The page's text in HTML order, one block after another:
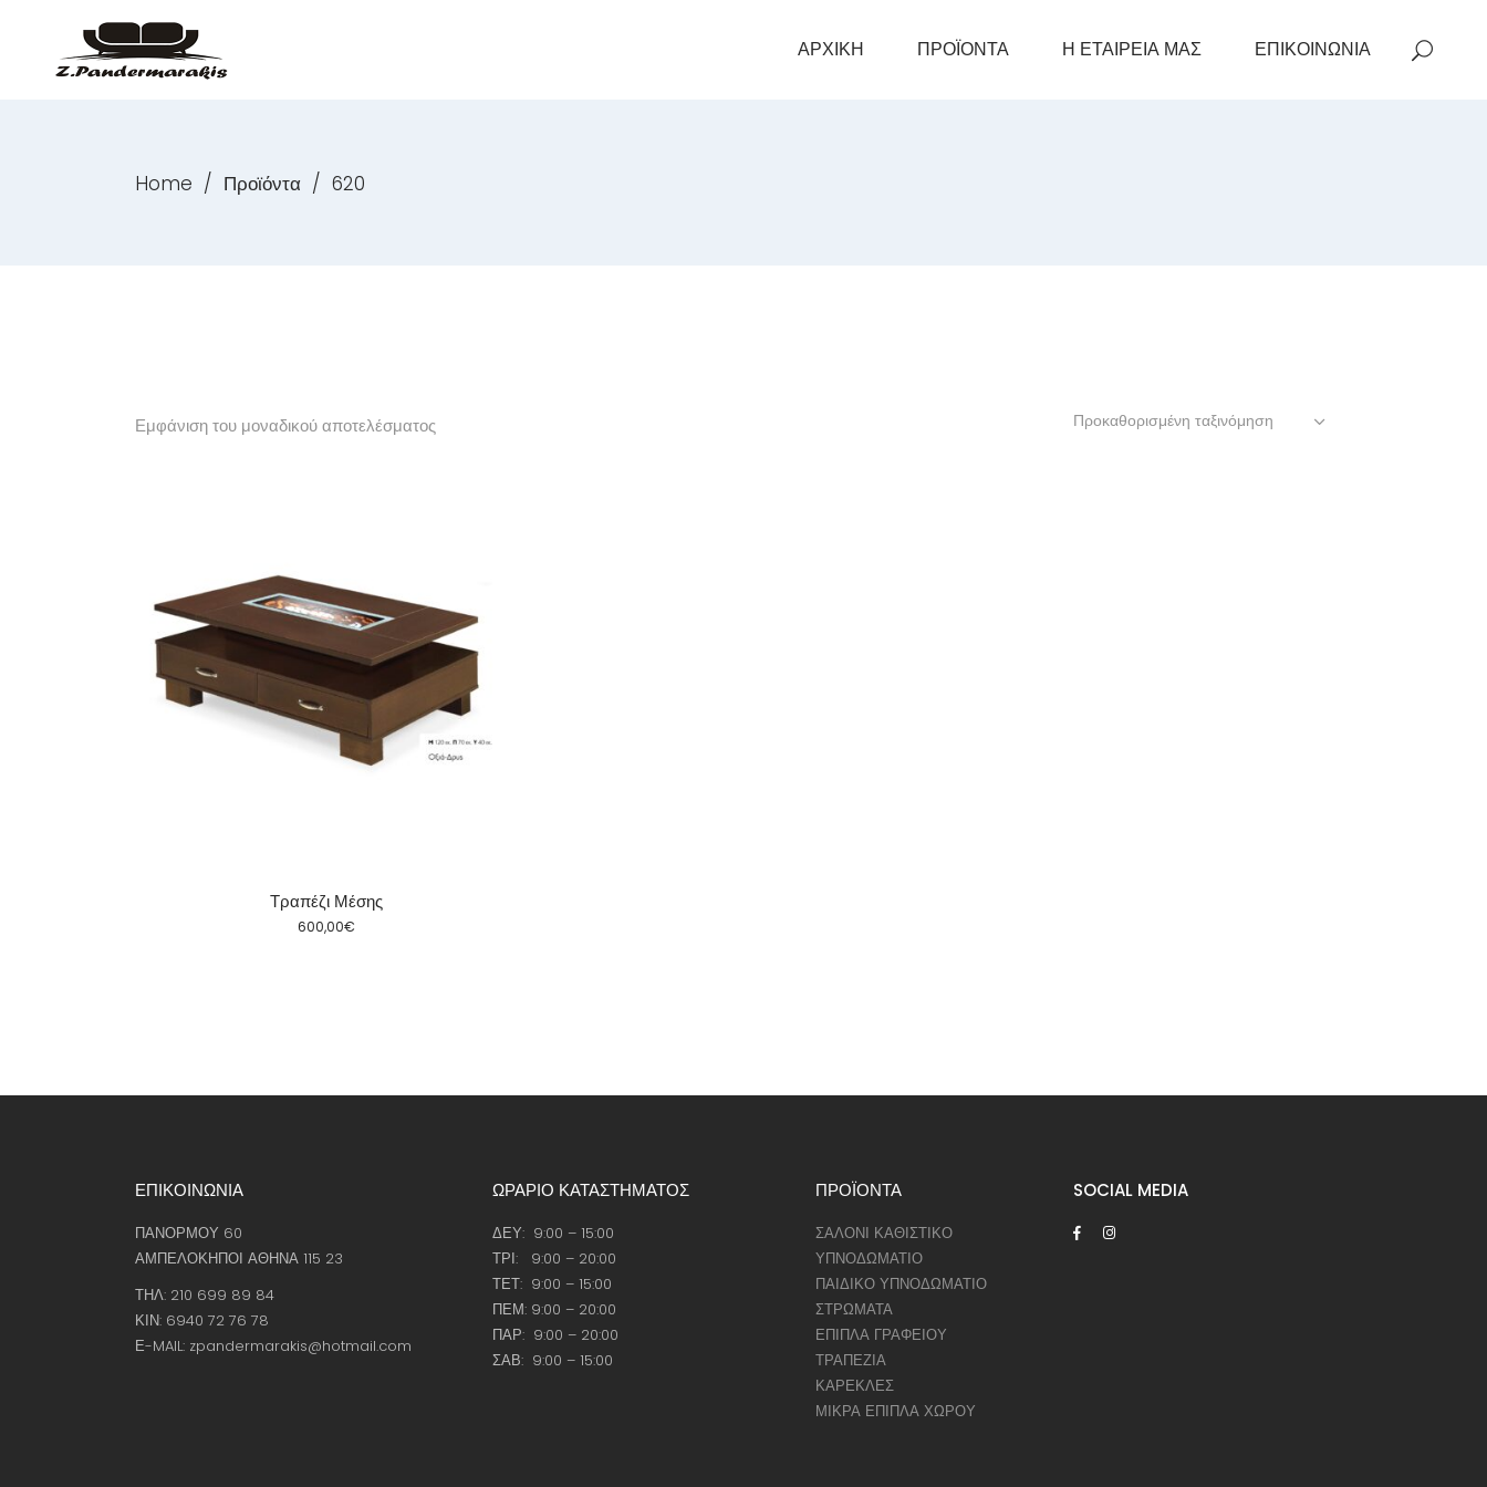
ΑΡΧΙΚΗ ΠΡΟΪΟΝΤΑ Η ΕΤΑΙΡΕΙΑ ΜΑΣ ΕΠΙΚΟΙΝΩΝΙΑ
Home / Προϊόντα / 620
Εμφάνιση του μοναδικού αποτελέσματος Προκαθορισμένη ταξινόμηση
Τραπέζι Μέσης
600,00€
ΕΠΙΚΟΙΝΩΝΙΑ
ΠΑΝΟΡΜΟΥ 60
ΑΜΠΕΛΟΚΗΠΟΙ ΑΘΗΝΑ 115 23
ΤΗΛ: 210 699 89 84
ΚΙΝ: 6940 72 76 78
Ε-MAIL: zpandermarakis@hotmail.com
ΩΡΑΡΙΟ ΚΑΤΑΣΤΗΜΑΤΟΣ
ΔΕΥ: 9:00 – 15:00
ΤΡΙ: 9:00 – 20:00
ΤΕΤ: 9:00 – 15:00
ΠΕΜ: 9:00 – 20:00
ΠΑΡ: 9:00 – 20:00
ΣΑΒ: 9:00 – 15:00
ΠΡΟΪΟΝΤΑ
ΣΑΛΟΝΙ ΚΑΘΙΣΤΙΚΟ
ΥΠΝΟΔΩΜΑΤΙΟ
ΠΑΙΔΙΚΟ ΥΠΝΟΔΩΜΑΤΙΟ
ΣΤΡΩΜΑΤΑ
ΕΠΙΠΛΑ ΓΡΑΦΕΙΟΥ
ΤΡΑΠΕΖΙΑ
ΚΑΡΕΚΛΕΣ
ΜΙΚΡΑ ΕΠΙΠΛΑ ΧΩΡΟΥ
SOCIAL MEDIA